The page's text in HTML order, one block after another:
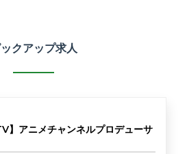
ックアップ求人
】アニメチャンネルプロデューサ